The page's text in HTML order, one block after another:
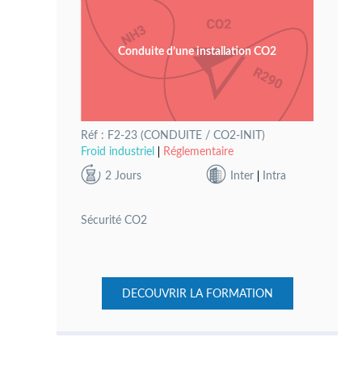
Conduite d’une installation CO2
Réf : F2-23 (CONDUITE / CO2-INIT)
Froid industriel
Réglementaire
2 Jours Inter Intra
Sécurité CO2
DECOUVRIR LA FORMATION